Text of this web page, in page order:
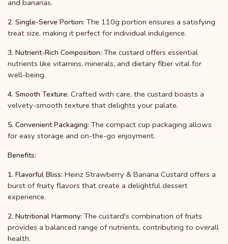
and bananas.
2. Single-Serve Portion: The 110g portion ensures a satisfying
treat size, making it perfect for individual indulgence.
3. Nutrient-Rich Composition: The custard offers essential
nutrients like vitamins, minerals, and dietary fiber vital for
well-being.
4. Smooth Texture: Crafted with care, the custard boasts a
velvety-smooth texture that delights your palate.
5. Convenient Packaging: The compact cup packaging allows
for easy storage and on-the-go enjoyment.
Benefits:
1. Flavorful Bliss: Heinz Strawberry & Banana Custard offers a
burst of fruity flavors that create a delightful dessert
experience.
2. Nutritional Harmony: The custard's combination of fruits
provides a balanced range of nutrients, contributing to overall
health.